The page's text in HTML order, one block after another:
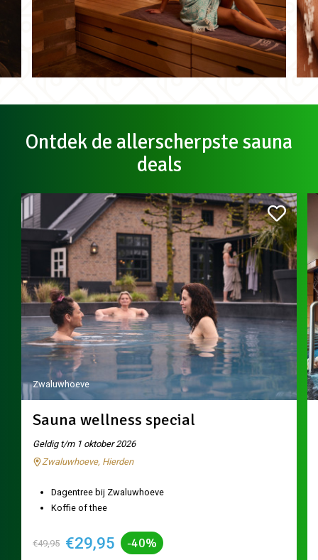
Ontdek de allerscherpste sauna
deals
Zwaluwhoeve
Sauna wellness special
Geldig t/m 1 oktober 2026
Zwaluwhoeve, Hierden
Dagentree bij Zwaluwhoeve
Koffie of thee
€49,95 €29,95 -40%